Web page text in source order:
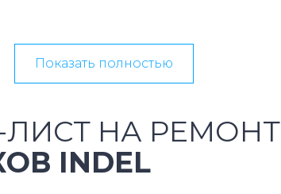
Показать полностью
НА РЕМОНТ
INDEL